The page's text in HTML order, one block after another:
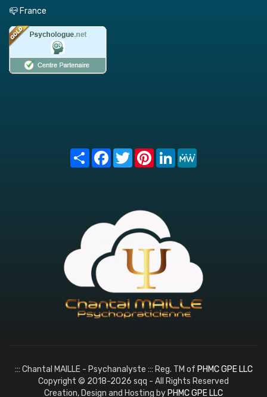
📪 France
Share FacebookTwitterPinterest
LinkedIn
::: Chantal MAILLE - Psychanalyste ::: Reg. TM of PHMC GPE LLC
Copyright © 2018-2026 sqq - All Rights Reserved
Creation, Design and Hosting by PHMC GPE LLC